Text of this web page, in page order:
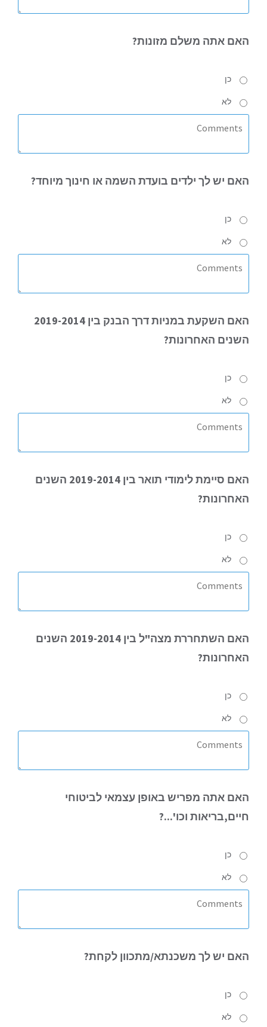
האם אתה משלם מזונות?
כן
לא
האם יש לך ילדים בועדת השמה או חינוך מיוחד?
כן
לא
האם
השקעת במניות דרך הבנק בין 2019-2014
השנים האחרונות?
כן
לא
האם
סיימת לימודי תואר בין 2019-2014 השנים
האחרונות?
כן
לא
האם
השתחררת מצה"ל בין 2019-2014 השנים
האחרונות?
כן
לא
האם אתה מפריש באופן עצמאי לביטוחי
חיים,בריאות וכו'...?
כן
לא
האם יש לך משכנתא/מתכוון לקחת?
כן
לא